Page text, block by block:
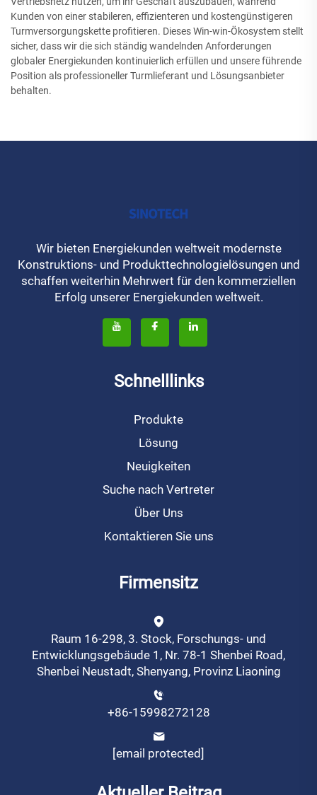
Kunden von einer stabileren, effizienteren und kostengünstigeren
Turmversorgungskette profitieren. Dieses Win-win-Ökosystem stellt
sicher, dass wir die sich ständig wandelnden Anforderungen
globaler Energiekunden kontinuierlich erfüllen und unsere führende
Position als professioneller Turmlieferant und Lösungsanbieter
behalten.
Wir bieten Energiekunden weltweit modernste
Konstruktions- und Produkttechnologielösungen und
schaffen weiterhin Mehrwert für den kommerziellen
Erfolg unserer Energiekunden weltweit.
Schnelllinks
Produkte
Lösung
Neuigkeiten
Suche nach Vertreter
Über Uns
Kontaktieren Sie uns
Firmensitz
Raum 16-298, 3. Stock, Forschungs- und
Entwicklungsgebäude 1, Nr. 78-1 Shenbei Road,
Shenbei Neustadt, Shenyang, Provinz Liaoning
+86-15998272128
[email protected]